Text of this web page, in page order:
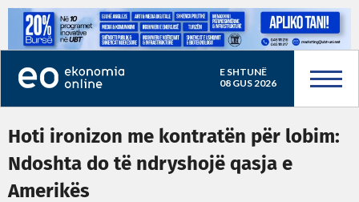
E SHTUNË
08 GUS 2026
Hoti ironizon me kontratën për lobim:
Ndoshta do të ndryshojë qasja e
Amerikës